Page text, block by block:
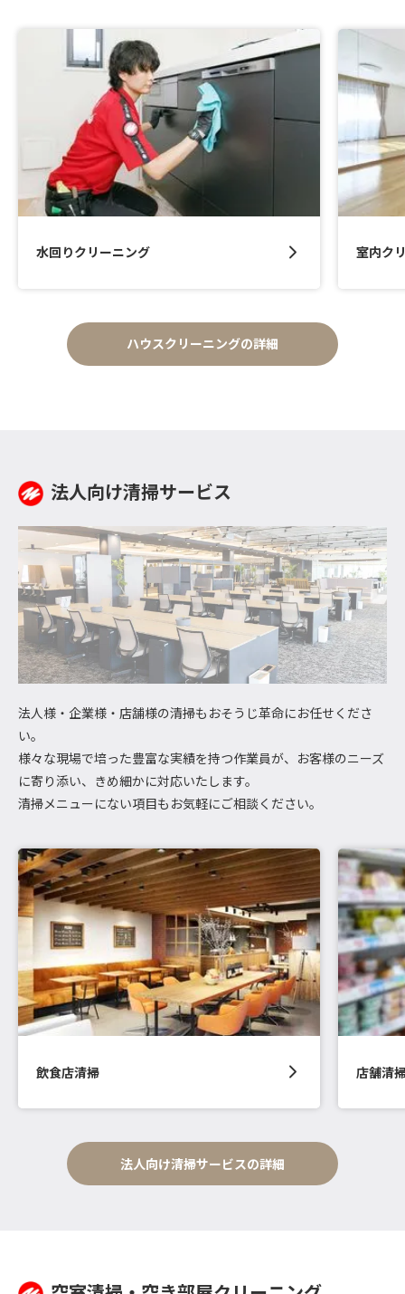
ハウスクリーニングの詳細
水回りクリーニング 室内ク
法人向け清掃サービス
法人様・企業様・店舗様の清掃もおそうじ革命にお任せくださ
い。
様々な現場で培った豊富な実績を持つ作業員が、お客様のニーズ
に寄り添い、きめ細かに対応いたします。
清掃メニューにない項目もお気軽にご相談ください。
法人向け清掃サービスの詳細
飲食店清掃 店舗清